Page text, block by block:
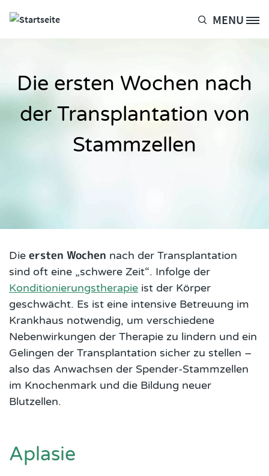
Site Logo MENU
Die ersten Wochen nach
der Transplantation von
Stammzellen
Die ersten Wochen nach der Transplantation
sind oft eine „schwere Zeit“. Infolge der
Konditionierungstherapie ist der Körper
geschwächt. Es ist eine intensive Betreuung im
Krankhaus notwendig, um verschiedene
Nebenwirkungen der Therapie zu lindern und ein
Gelingen der Transplantation sicher zu stellen –
also das Anwachsen der Spender-Stammzellen
im Knochenmark und die Bildung neuer
Blutzellen.
Aplasie